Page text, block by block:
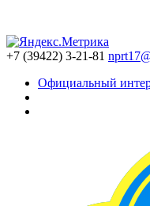
+7 (39422) 3-21-81
Официальный